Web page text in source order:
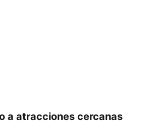
a atracciones cercanas